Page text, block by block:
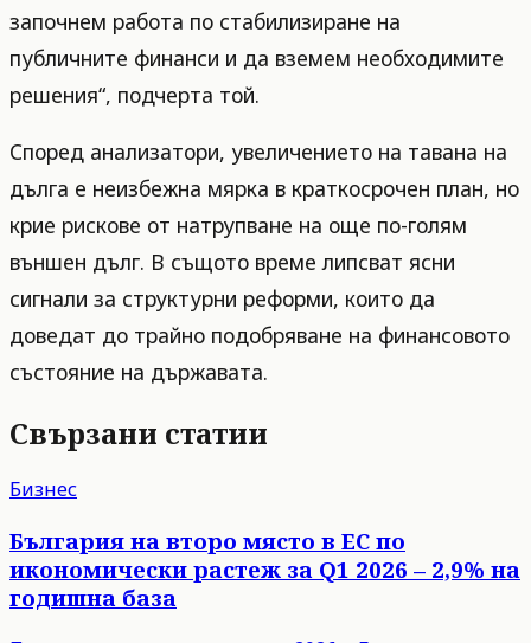
започнем работа по стабилизиране на
публичните финанси и да вземем необходимите
решения“, подчерта той.
Според анализатори, увеличението на тавана на
дълга е неизбежна мярка в краткосрочен план, но
крие рискове от натрупване на още по-голям
външен дълг. В същото време липсват ясни
сигнали за структурни реформи, които да
доведат до трайно подобряване на финансовото
състояние на държавата.
Свързани статии
Бизнес
България на второ място в ЕС по
икономически растеж за Q1 2026 – 2,9% на
годишна база